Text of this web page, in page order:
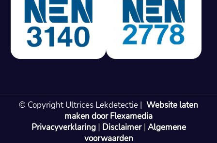
Vast tarief van € 395,- exc btw.
Rapport binnen 3 werkdagen.
100% RIsicovrij.
Vaak vergoed door verzekeraar.
Gratis offerte in 24 uur
Bel: 085 080 55 42
© Copyright Ultrices Lekdetectie | Website laten
maken door Flexamedia
Privacyverklaring| Disclaimer| Algemene
voorwaarden